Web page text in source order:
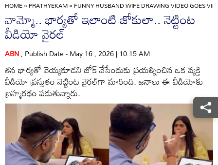
HOME»PRATHYEKAM»FUNNY HUSBAND WIFE DRAWING VIDEO GOES
వామ్మో.. భార్యతో ఇలాంటి జోకులా.. నెట్టింట
వీడియో వైరల్
ABN, Publish Date - May 16 , 2026 | 10:15 AM
తన భార్యతో వెయ్యకూడని జోక్ వేసేందుకు ప్రయత్నించిన ఒక వ్యక్తి
వీడియో ప్రస్తుతం నెట్టింట వైరల్‌గా మారింది. జనాలు ఈ వీడియోకు
బ్రహ్మరథం పడుతున్నారు.